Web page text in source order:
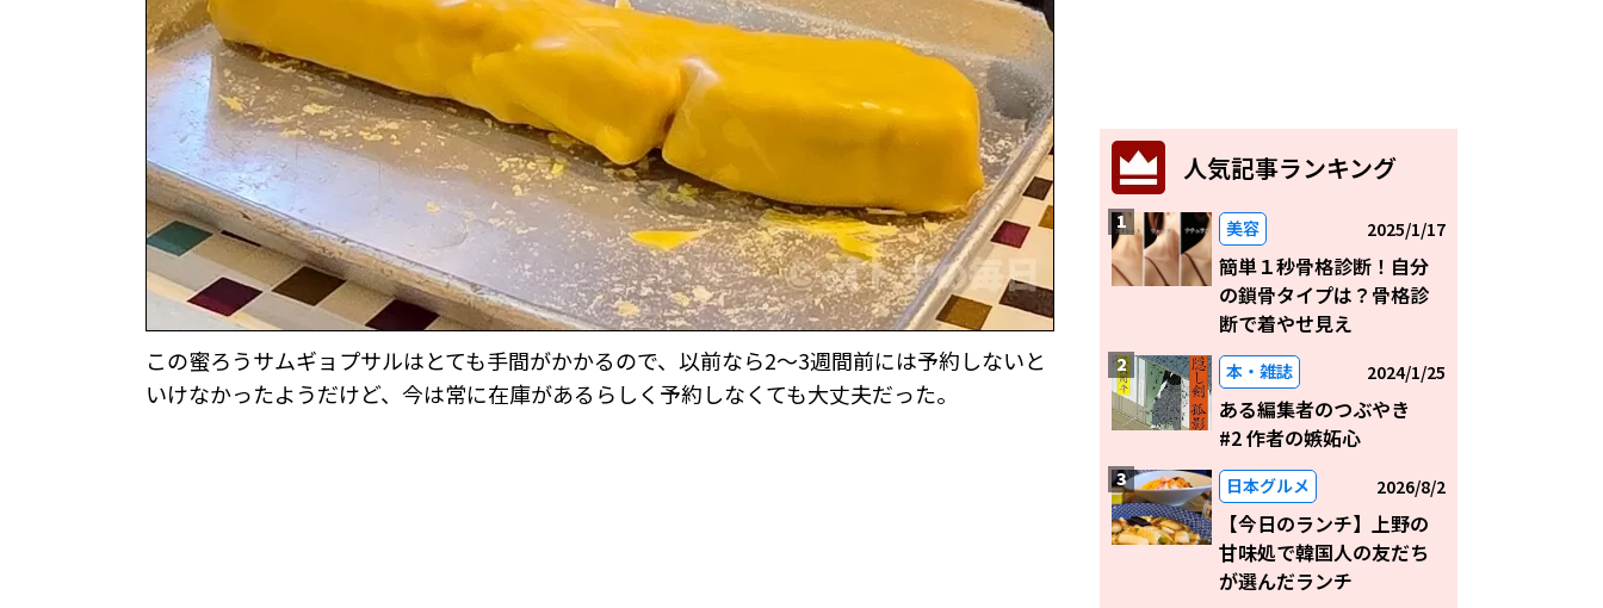
この蜜ろうサムギョプサルはとても手間がかかるので、以前なら2～3週間前には予約しないと
いけなかったようだけど、今は常に在庫があるらしく予約しなくても大丈夫だった。
人気記事ランキング
美容 2025/1/17
簡単１秒骨格診断！自分
の鎖骨タイプは？骨格診
断で着やせ見え
本・雑誌 2024/1/25
ある編集者のつぶやき
#2 作者の嫉妬心
日本グルメ 2026/8/2
【今日のランチ】上野の
甘味処で韓国人の友だち
が選んだランチ